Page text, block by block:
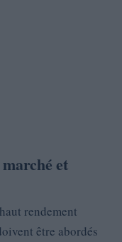
et
rendement
être abordés